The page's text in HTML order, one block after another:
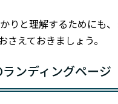
りと理解するためにも
さえておきましょう。
ンディングページ